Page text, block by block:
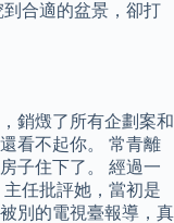
合適的盆景，卻打
銷燬了所有企劃案和
看不起你。 常青離
子住下了。 經過一
任批評她，當初是
別的電視臺報導，真